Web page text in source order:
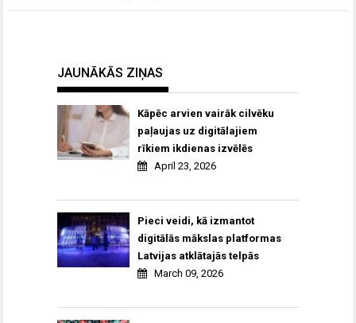
JAUNĀKĀS ZIŅAS
Kāpēc arvien vairāk cilvēku
paļaujas uz digitālajiem
rīkiem ikdienas izvēlēs
April 23, 2026
Pieci veidi, kā izmantot
digitālās mākslas platformas
Latvijas atklātajās telpās
March 09, 2026